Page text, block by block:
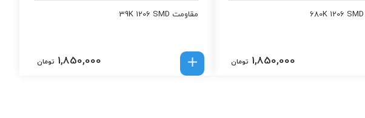
1,850,000 تومان
مقاومت 39K 1206 SMD
1,850,000 تومان